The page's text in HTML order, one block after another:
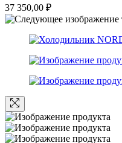
37 350,00 ₽